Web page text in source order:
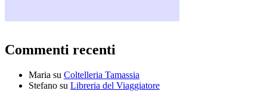
Commenti recenti
Maria su Coltelleria Tamassia
Stefano su Libreria del Viaggiatore